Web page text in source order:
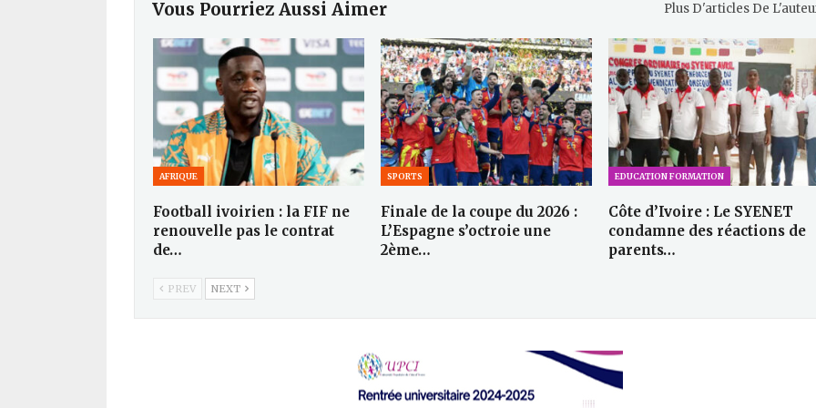
Vous Pourriez Aussi Aimer Plus D'articles De
AFRIQUE
Football ivoirien : la FIF ne
renouvelle pas le contrat
de…
SPORTS
Finale de la coupe du 2026 :
L’Espagne s’octroie une
2ème…
EDUCATION FORMATION
Côte d’Ivoire : Le SYENET
condamne des réactions de
parents…
PREV NEXT